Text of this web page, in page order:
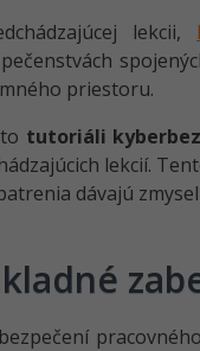
lekcii,
priestoru.
tutoriáli
lekcií.
dávajú